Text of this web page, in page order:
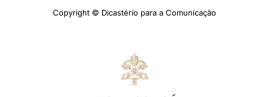
Copyright © Dicastério para a Comunicação